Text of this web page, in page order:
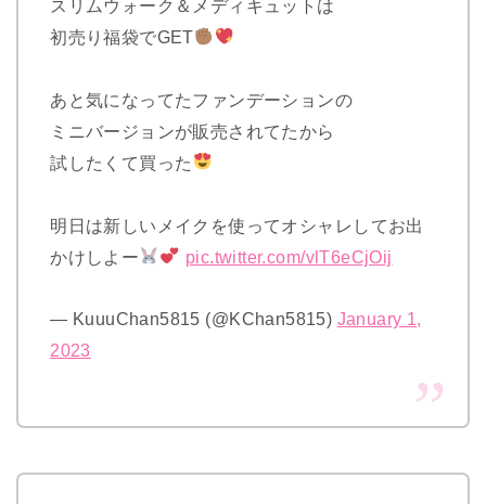
スリムウォーク＆メディキュットは
初売り福袋でGET
あと気になってたファンデーションの
ミニバージョンが販売されてたから
試したくて買った
明日は新しいメイクを使ってオシャレしてお出
かけしよー
pic.twitter.com/vlT6eCjOij
— KuuuChan5815 (@KChan5815) January 1,
2023